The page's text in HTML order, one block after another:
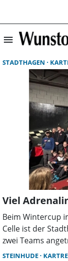
menu
STADTHAGEN
Viel
Beim Wintercup
Celle ist der
zwei Teams
Gruppen
STEINHUDE